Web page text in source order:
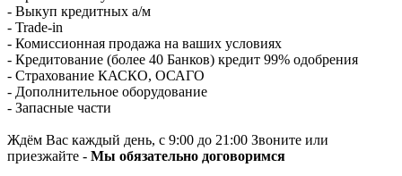
- Выкуп кредитных а/м
- Trade-in
- Комиссионная продажа на ваших условиях
- Кредитование (более 40 Банков) кредит 99% одобрения
- Страхование КАСКО, ОСАГО
- Дополнительное оборудование
- Запасные части
Ждём Вас каждый день, с 9:00 до 21:00 Звоните или
приезжайте - Мы обязательно договоримся